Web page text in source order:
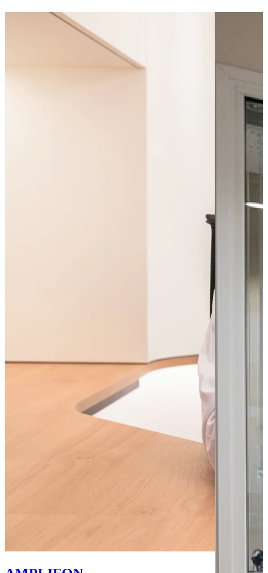
Bus - Saint-Junien - Gare
Bus - Saint-Junien - Place La Côte
Bus - Saint-Junien - Collège P. Langevin
Leaflet